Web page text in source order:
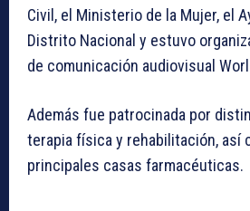
Civil, el Ministerio de la Mujer, el
Distrito Nacional y estuvo
de comunicación audiovisual
Además fue patrocinada por
terapia física y rehabilitación, así
principales casas farmacéuticas.